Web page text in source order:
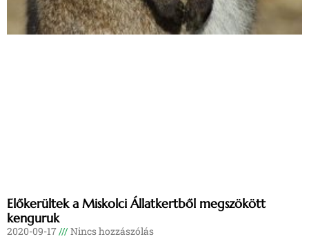
Előkerültek a Miskolci Állatkertből megszökött
kenguruk
2020-09-17 Nincs hozzászólás